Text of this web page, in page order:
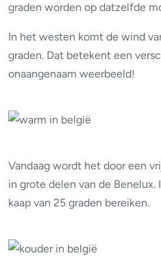
graden worden op datzelfde
In het westen komt de wind
graden. Dat betekent een
onaangenaam weerbeeld!
Vandaag wordt het door een
in grote delen van de
kaap van 25 graden bereiken.